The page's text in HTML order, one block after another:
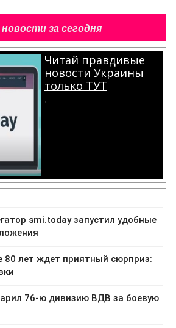
за сегодня
Читай правдивые
новости Украины
только ТУТ
.